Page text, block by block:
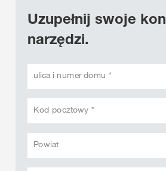
Uzupełnij swoje
narzędzi.
ulica i numer domu *
Kod pocztowy *
Powiat